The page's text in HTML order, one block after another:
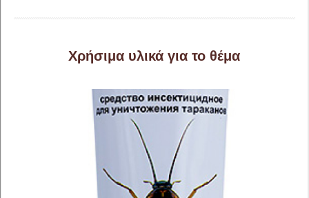
Χρήσιμα υλικά για το θέμα